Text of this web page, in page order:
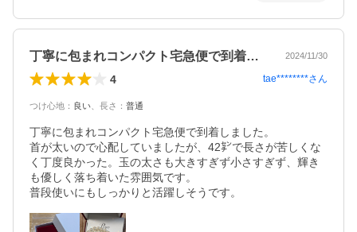
丁寧に包まれコンパクト宅急便で到着しま… 2024/11/30
4 tae********さん
つけ心地 ： 良い 長さ ： 普通
丁寧に包まれコンパクト宅急便で到着しました。
首が太いので心配していましたが、42㌢で長さが苦しくな
く丁度良かった。玉の太さも大きすぎず小さすぎず、輝き
も優しく落ち着いた雰囲気です。
普段使いにもしっかりと活躍しそうです。